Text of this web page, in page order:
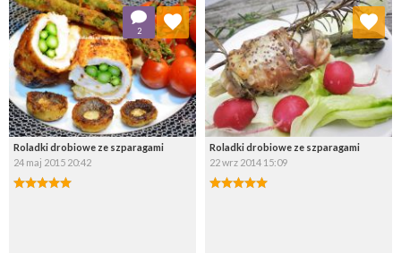
Roladki drobiowe ze szparagami
24 maj 2015 20:42
2
Dodaj do ulubionych
Wybierz listę:
Roladki drobiowe ze szparagami
22 wrz 2014 15:09
Dodaj do ulubionych
Wybierz listę: